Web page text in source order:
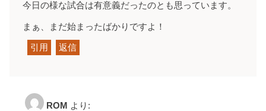
今日の様な試合は有意義だったのとも思っています。
まぁ、まだ始まったばかりですよ！
引用 返信
ROM より: